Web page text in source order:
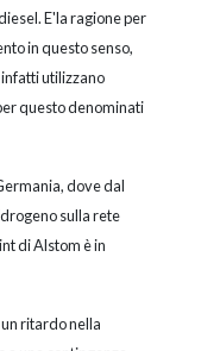
E'la ragione per
in questo senso,
utilizzano
questo denominati
dove dal
sulla rete
di Alstom è in
ritardo nella